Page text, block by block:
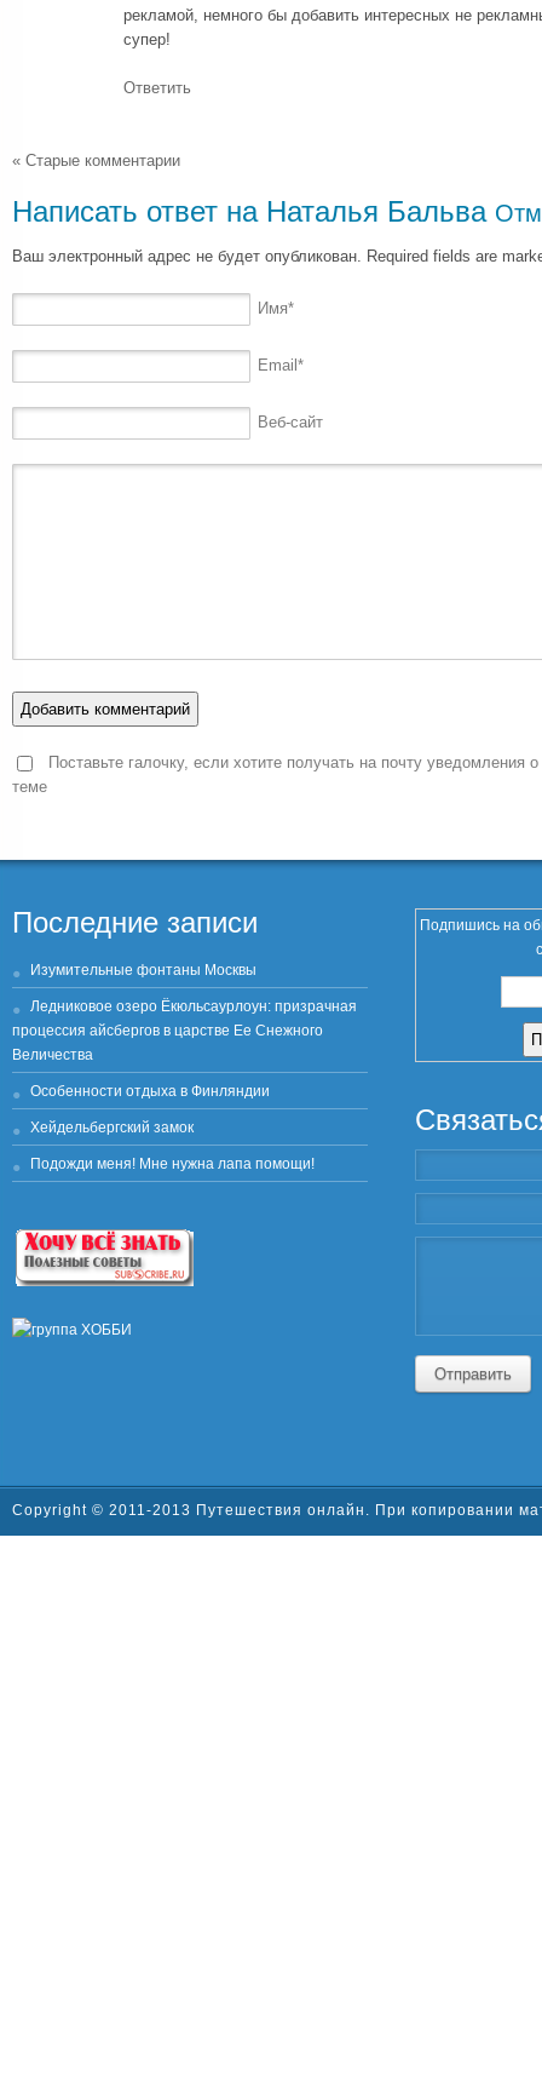
рекламой, немного бы добавить интересных не
супер!
Ответить
« Старые комментарии
Написать ответ на Наталья Бальва
Ваш электронный адрес не будет опубликован. Required fields are
Имя*
Email *
Веб-сайт
Поставьте галочку, если хотите получать на почту уведомления
теме
Последние записи
Изумительные фонтаны Москвы
Ледниковое озеро Ёкюльсаурлоун: призрачная
процессия айсбергов в царстве Ее Снежного
Величества
Особенности отдыха в Финляндии
Хейдельбергский замок
Подожди меня! Мне нужна лапа помощи!
Подпишись на
Отправить
Copyright © 2011-2013 Путешествия онлайн. При копировании